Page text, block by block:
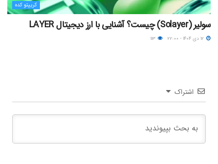
کریپتو کده
سولیر (Solayer) چیست؟ آشنایی با ارز دیجیتال LAYER
اشتراک